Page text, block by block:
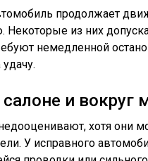
продолжает
Некоторые из них
немедленной
удачу.
салоне и
хотя они
У исправного